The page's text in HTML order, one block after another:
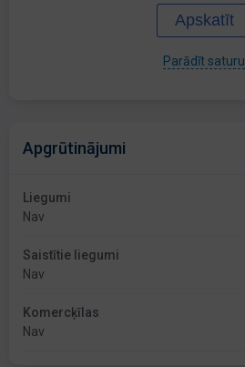
Apskatīt
Parādīt saturu
Apgrūtinājumi
Liegumi
Nav
Saistītie liegumi
Nav
Komercķīlas
Nav